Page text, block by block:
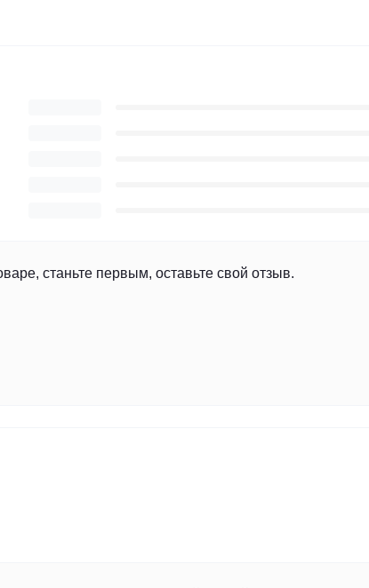
станьте первым, оставьте свой отзыв.